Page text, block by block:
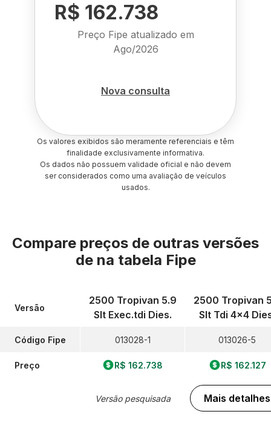
R$ 162.738
Preço Fipe atualizado em
Ago/2026
Nova consulta
Os valores exibidos são meramente referenciais e têm
finalidade exclusivamente informativa.
Os dados não possuem validade oficial e não devem
ser considerados como uma avaliação de veículos
usados.
Compare preços de outras versões
de na tabela Fipe
Versão
Código Fipe
Preço
2500 Tropivan 5.9
Slt Exec.tdi Dies.
013028-1
R$ 162.738
Versão pesquisada
2500 Tropivan
Slt Tdi 4x4
013026-5
R$ 162.127
Mais detalhes